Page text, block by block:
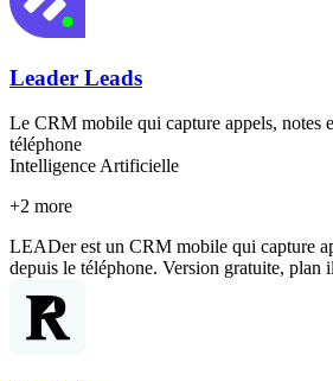
Leader Leads
Le CRM mobile qui capture appels, notes
téléphone
Intelligence Artificielle
+2 more
LEADer est un CRM mobile qui capture
depuis le téléphone. Version gratuite, plan